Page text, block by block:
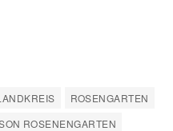
ROSENGARTEN
ROSENENGARTEN